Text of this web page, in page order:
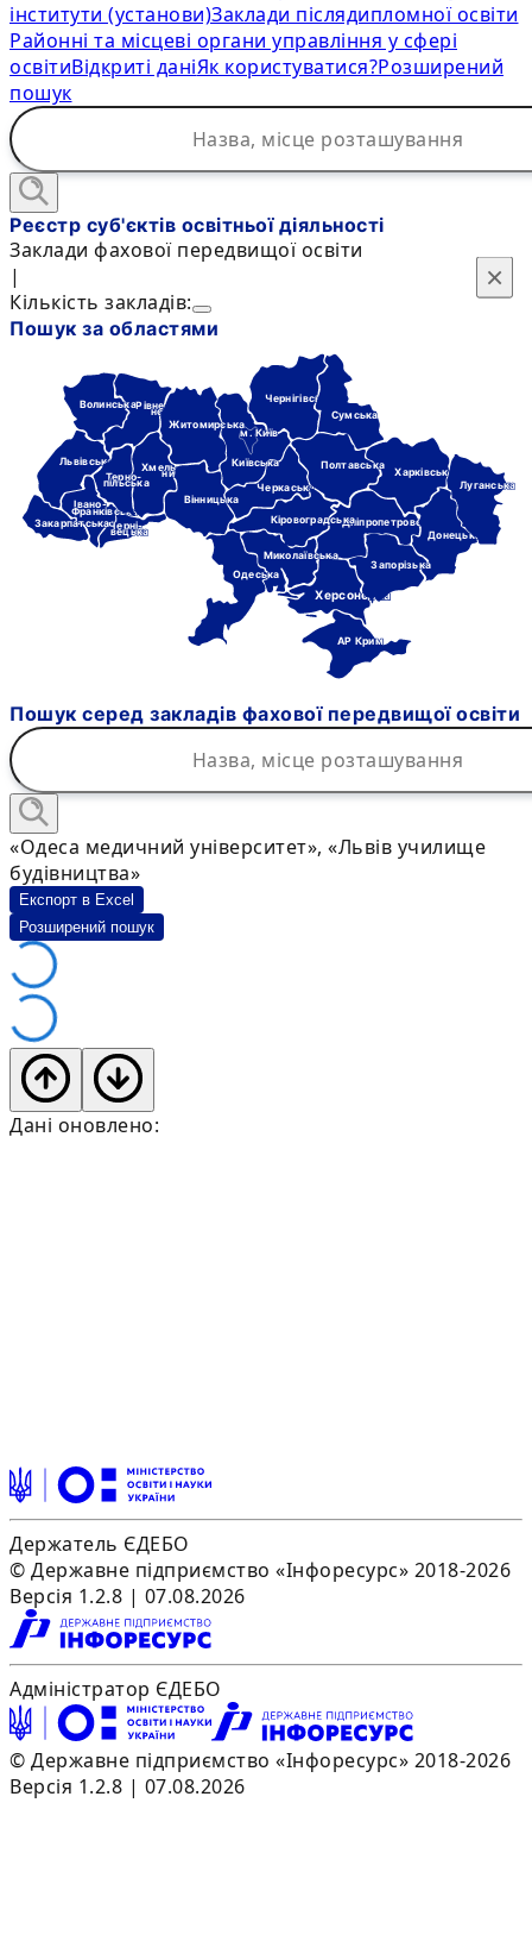
інститути (установи)Заклади післядипломної освіти
Районні та місцеві органи управління у сфері
освітиВідкриті даніЯк користуватися?Розширений
пошук
×
Реєстр суб'єктів освітньої діяльності
Заклади фахової передвищої освіти
|
Кількість закладів:
Пошук за областями
Черкаська
Чернігівська
Черні-
вецька
Дніпропетровська
Донецька
Івано-
Франківська
Харківська
Херсонська
Хмель-
ницька
Кіровоградська
АР Крим
Київська
м. Київ
Луганська
Львівська
Миколаївська
Одеська
Полтавська
Рівне-
нська Сумська
Терно-
пільська
Вінницька
Волинська
Закарпатська
Запорізька
Житомирська
Пошук серед закладів фахової передвищої освіти
×
«Одеса медичний університет», «Львів училище
будівництва»
Експорт в Excel
Розширений пошук
Дані оновлено:
Держатель ЄДЕБО
© Державне підприємство «Інфоресурс» 2018-2026
Версія 1.2.8 | 07.08.2026
Адміністратор ЄДЕБО
© Державне підприємство «Інфоресурс» 2018-2026
Версія 1.2.8 | 07.08.2026